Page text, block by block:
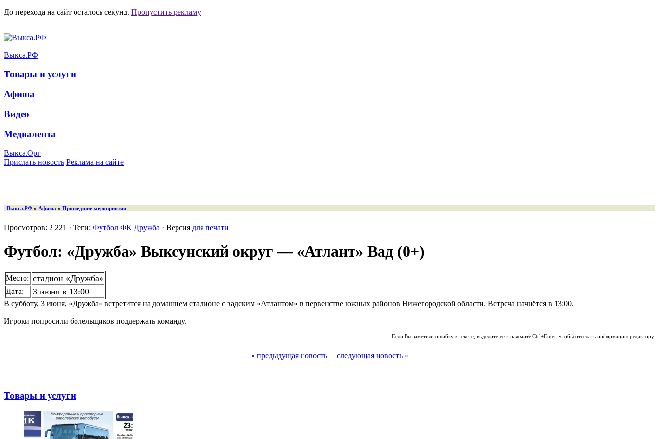
До перехода на сайт осталось секунд. Пропустить рекламу
Выкса.РФ
Товары и услуги
Афиша
Видео
Медиалента
Выкса.Орг
Прислать новость Реклама на сайте
Выкса.РФ » Афиша » Прошедшие мероприятия
Просмотров: 2 221 · Теги: Футбол ФК Дружба · Версия для печати
Футбол: «Дружба» Выксунский округ — «Атлант» Вад (0+)
Место: стадион «Дружба»
Дата: 3 июня в 13:00
В субботу, 3 июня, «Дружба» встретится на домашнем стадионе с вадским «Атлантом» в первенстве южных районов Нижегородской области. Встреча начнётся в 13:00.
Игроки попросили болельщиков поддержать команду.
Если Вы заметили ошибку в тексте, выделите её и нажмите Ctrl+Enter, чтобы отослать информацию редактору.
« предыдущая новость следующая новость »
Товары и услуги